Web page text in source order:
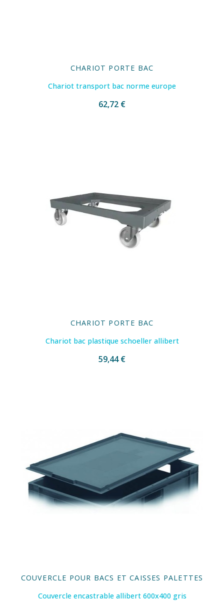
CHARIOT PORTE BAC
Chariot transport bac norme europe
62,72 €
CHARIOT PORTE BAC
Chariot bac plastique schoeller allibert
59,44 €
COUVERCLE POUR BACS ET CAISSES PALETTES
Couvercle encastrable allibert 600x400 gris